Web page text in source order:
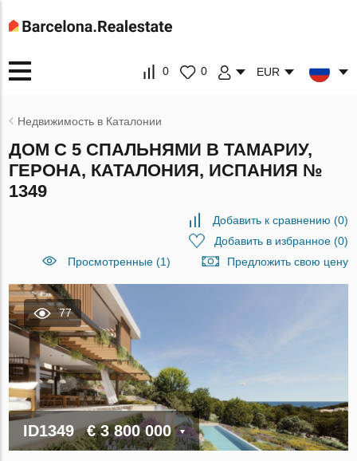
0 0 EUR
Недвижимость в Каталонии
ДОМ С 5 СПАЛЬНЯМИ В ТАМАРИУ,
ГЕРОНА, КАТАЛОНИЯ, ИСПАНИЯ №
1349
Добавить к сравнению (0)
Добавить в избранное(0)
Просмотренные (1)
Предложить свою цену
77
ID1349 € 3 800 000